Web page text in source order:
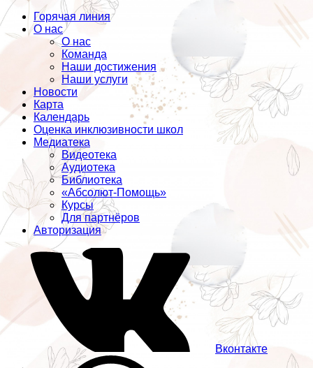
Горячая линия
О нас
О нас
Команда
Наши достижения
Наши услуги
Новости
Карта
Календарь
Оценка инклюзивности школ
Медиатека
Видеотека
Аудиотека
Библиотека
«Абсолют-Помощь»
Курсы
Для партнёров
Авторизация
Вконтакте